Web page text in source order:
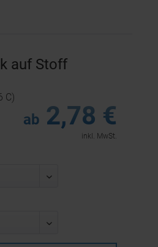
auf Stoff
C)
ab 2,78 €
inkl. MwSt.